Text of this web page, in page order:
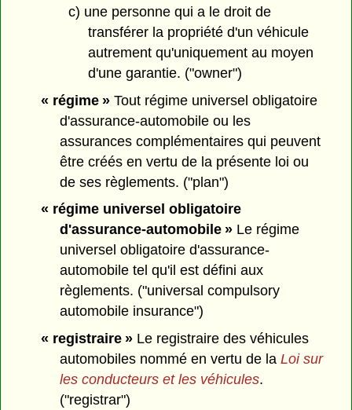
c) une personne qui a le droit de
transférer la propriété d'un véhicule
autrement qu'uniquement au moyen
d'une garantie. ("owner")
« régime »Tout régime universel obligatoire
d'assurance-automobile ou les
assurances complémentaires qui peuvent
être créés en vertu de la présente loi ou
de ses règlements. ("plan")
« régime universel obligatoire
d'assurance-automobile » Le régime
universel obligatoire d'assurance-
automobile tel qu'il est défini aux
règlements. ("universal compulsory
automobile insurance")
« registraire »Le registraire des véhicules
automobiles nommé en vertu de laLoi sur
les conducteurs et les véhicules.
("registrar")